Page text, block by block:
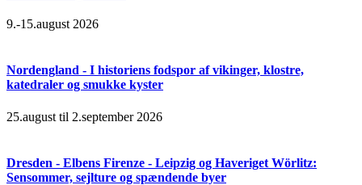
9.-15.august 2026
Nordengland - I historiens fodspor af vikinger, klostre,
katedraler og smukke kyster
25.august til 2.september 2026
Dresden - Elbens Firenze - Leipzig og Haveriget Wörlitz:
Sensommer, sejlture og spændende byer